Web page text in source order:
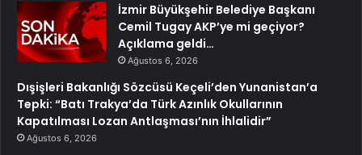
İzmir Büyükşehir Belediye Başkanı
Cemil Tugay AKP’ye mi geçiyor?
Açıklama geldi…
Ağustos 6, 2026
Dışişleri Bakanlığı Sözcüsü Keçeli’den Yunanistan’a
Tepki: “Batı Trakya’da Türk Azınlık Okullarının
Kapatılması Lozan Antlaşması’nın İhlalidir”
Ağustos 6, 2026